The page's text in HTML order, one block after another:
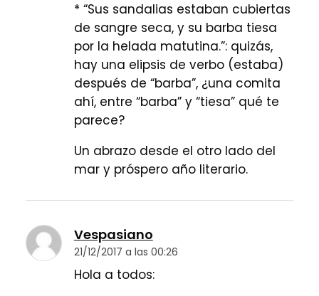
* “Sus sandalias estaban cubiertas
de sangre seca, y su barba tiesa
por la helada matutina.”: quizás,
hay una elipsis de verbo (estaba)
después de “barba”, ¿una comita
ahí, entre “barba” y “tiesa” qué te
parece?
Un abrazo desde el otro lado del
mar y próspero año literario.
Vespasiano
21/12/2017 a las 00:26
Hola a todos: